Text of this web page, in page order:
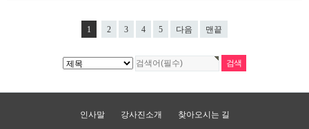
1 2 3 4 5 다음 맨끝
인사말 강사진소개 찾아오시는 길